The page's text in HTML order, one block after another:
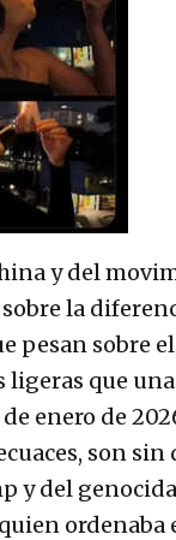
y del
la
pesan sobre
que
enero de
son
y del
ordenaba